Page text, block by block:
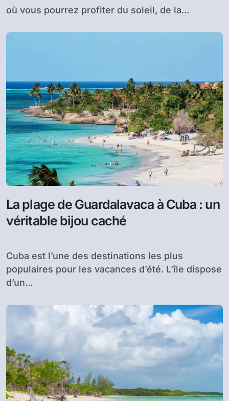
où vous pourrez profiter du soleil, de la...
La plage de Guardalavaca à Cuba : un
véritable bijou caché
Cuba est l’une des destinations les plus
populaires pour les vacances d’été. L’île dispose
d’un...